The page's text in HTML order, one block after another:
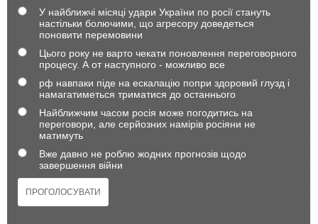
У найближчі місяці удари України по росії стануть
настільки болючими, що агресору доведеться
поновити перемовини
Цього року не варто чекати поновлення переговорного
процесу. А от наступного - можливо все
рф навпаки піде на ескалацію попри здоровий глузд і
намагатиметься триматися до останнього
Найближчим часом росія може погодитись на
переговори, але серйозних намірів росіяни не
матимуть
Вже давно не роблю жодних прогнозів щодо
завершення війни